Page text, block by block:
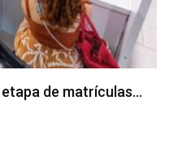
parceria para